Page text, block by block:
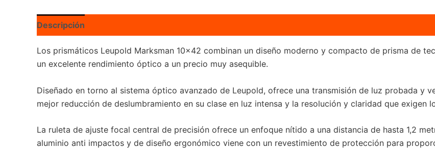
Descripción
Los prismáticos Leupold Marksman 10×42 combinan un diseño moderno y compacto de prisma de
un excelente rendimiento óptico a un precio muy asequible.
Diseñado en torno al sistema óptico avanzado de Leupold, ofrece una transmisión de luz probada y
mejor reducción de deslumbramiento en su clase en luz intensa y la resolución y claridad que exigen
La ruleta de ajuste focal central de precisión ofrece un enfoque nítido a una distancia de hasta 1,2
aluminio anti impactos y de diseño ergonómico viene con un revestimiento de protección para